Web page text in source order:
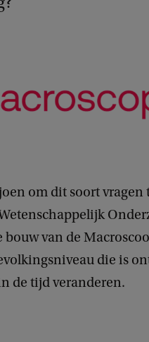
om dit soort vragen
van de
die is
de tijd veranderen.